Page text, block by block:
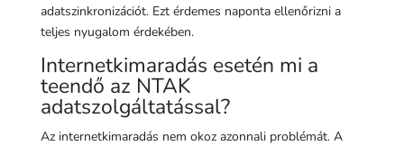
adatszinkronizációt. Ezt érdemes naponta ellenőrizni a
teljes nyugalom érdekében.
Internetkimaradás esetén mi a
teendő az NTAK
adatszolgáltatással?
Az internetkimaradás nem okoz azonnali problémát. A